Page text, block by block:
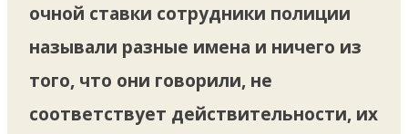
очной ставки сотрудники полиции
называли разные имена и ничего из
того, что они говорили, не
соответствует действительности, их